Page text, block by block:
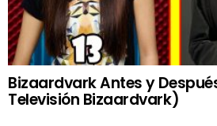
Bizaardvark Antes y
Televisión Bizaardvark)